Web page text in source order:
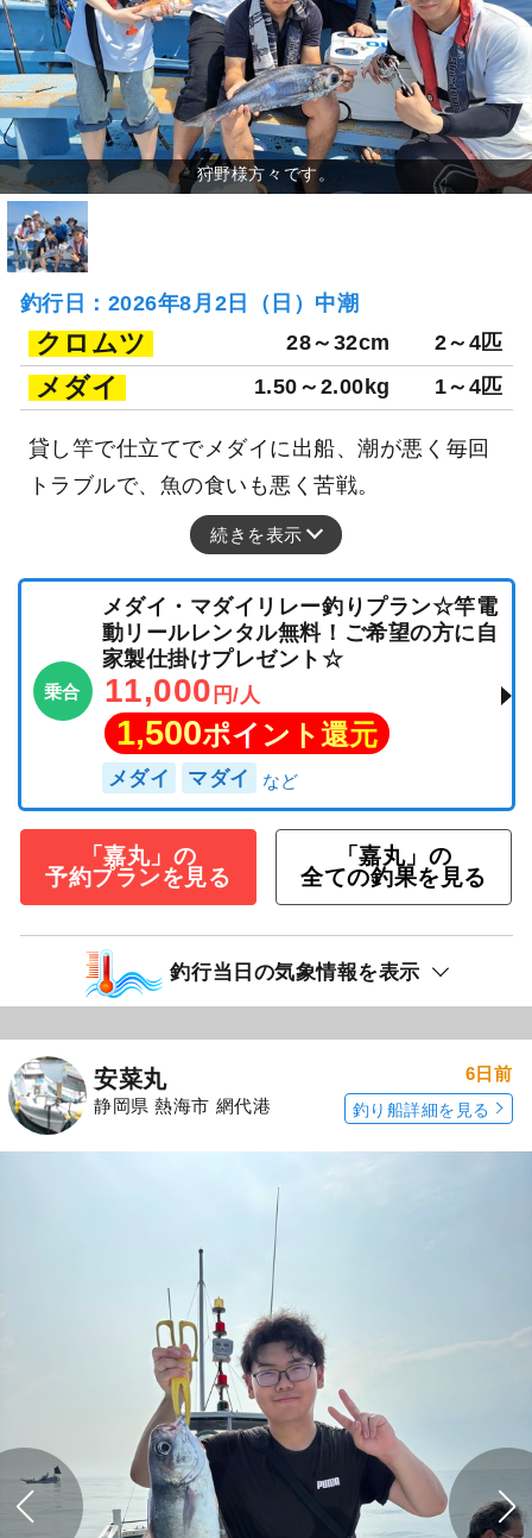
釣行日：2026年8月2日（日）中潮
クロムツ 28～32cm 2～4匹
メダイ 1.50～2.00kg 1～4匹
貸し竿で仕立てでメダイに出船、潮が悪く毎回
トラブルで、魚の食いも悪く苦戦。
続きを表示
乗合
メダイ・マダイリレー釣りプラン☆竿電
動リールレンタル無料！ご希望の方に自
家製仕掛けプレゼント☆
11,000 円/人
1,500ポイント還元
メダイ マダイ
「嘉丸」の
予約プランを見る
「嘉丸」の
全ての釣果を見る
釣行当日の気象情報を表示
安菜丸
静岡県 熱海市 網代港
6日前
釣り船詳細を見る